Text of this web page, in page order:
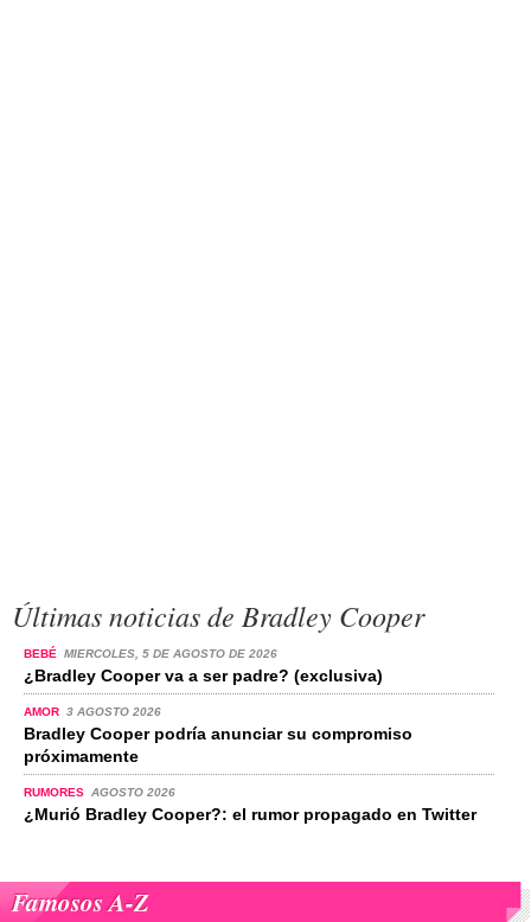
Últimas noticias de Bradley Cooper
BEBÉ MIERCOLES, 5 DE AGOSTO DE 2026
¿Bradley Cooper va a ser padre? (exclusiva)
AMOR 3 AGOSTO 2026
Bradley Cooper podría anunciar su compromiso
próximamente
RUMORES AGOSTO 2026
¿Murió Bradley Cooper?: el rumor propagado en Twitter
Famosos A-Z